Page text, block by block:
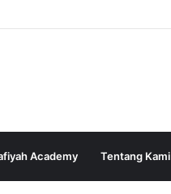
Academy Tentang Kami